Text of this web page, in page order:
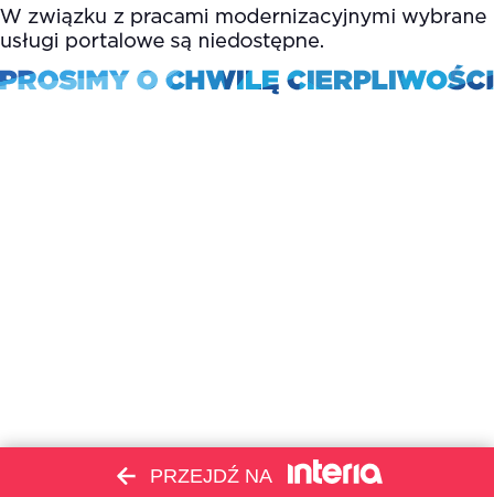
PRZEJDŹ NA